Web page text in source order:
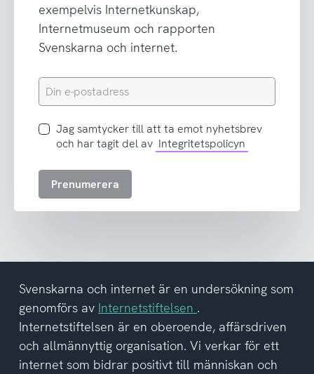
exempelvis Internetkunskap,
Internetmuseum och rapporten
Svenskarna och internet.
Din
e-
Jag
samtycker
att
del
av
integritetspolicyn
Jag samtycker till att ta emot nyhetsbrev
och har tagit del av Integritetspolicyn
Prenumerera
Svenskarna och internet är en undersökning som
genomförs av Internetstiftelsen .
Internetstiftelsen är en oberoende, affärsdriven
och allmännyttig organisation. Vi verkar för ett
internet som bidrar positivt till människan och